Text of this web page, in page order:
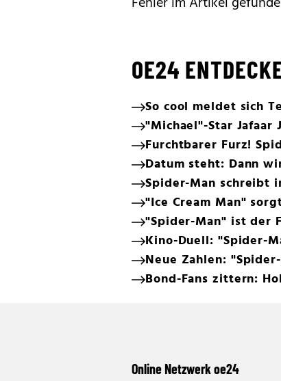
OE24
So cool meldet sich
"Michael"-Star
Furchtbarer Furz!
Datum steht: Dann
Spider-Man schreibt
"Ice Cream Man"
"Spider-Man" ist der
Kino-Duell: "Spider-
Neue Zahlen:
Bond-Fans zittern:
Online Netzwerk oe24